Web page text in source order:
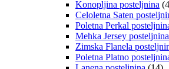
Konopljina posteljnina
Celoletna Saten
Poletna Perkal
Mehka Jersey posteljnina
Zimska Flanela
Poletna Platno